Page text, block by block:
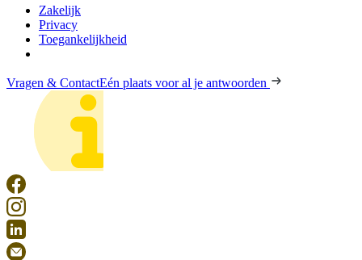
Zakelijk
Privacy
Toegankelijkheid
Vragen & ContactEén plaats voor al je antwoorden